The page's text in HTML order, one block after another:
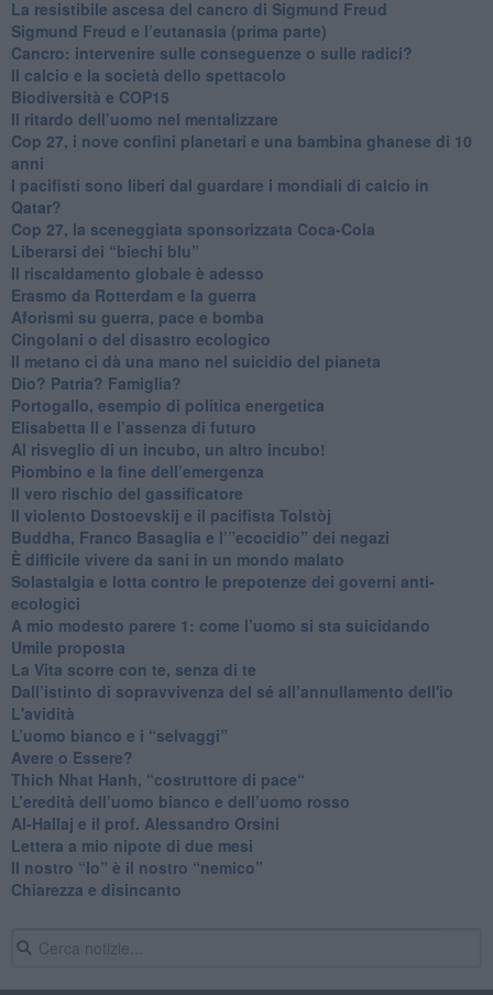
​La resistibile ascesa del cancro di Sigmund Freud
Sigmund Freud e l’eutanasia (prima parte)
Cancro: intervenire sulle conseguenze o sulle radici?
​Il calcio e la società dello spettacolo
Biodiversità e COP15
​Il ritardo dell’uomo nel mentalizzare
​Cop 27, i nove confini planetari e una bambina ghanese di 10
anni
​I pacifisti sono liberi dal guardare i mondiali di calcio in
Qatar?
​Cop 27, la sceneggiata sponsorizzata Coca-Cola
​Liberarsi dei “biechi blu”
Il riscaldamento globale è adesso
​Erasmo da Rotterdam e la guerra
​Aforismi su guerra, pace e bomba
Cingolani o del disastro ecologico
​Il metano ci dà una mano nel suicidio del pianeta
​Dio? Patria? Famiglia?
Portogallo, esempio di politica energetica
​Elisabetta II e l’assenza di futuro
Al risveglio di un incubo, un altro incubo!
​Piombino e la fine dell’emergenza
​Il vero rischio del gassificatore
​Il violento Dostoevskij e il pacifista Tolstòj
​Buddha, Franco Basaglia e l’”ecocidio” dei negazi
​È difficile vivere da sani in un mondo malato
Solastalgia e lotta contro le prepotenze dei governi anti-
ecologici
​A mio modesto parere 1: come l’uomo si sta suicidando
​Umile proposta
​La Vita scorre con te, senza di te
​Dall’istinto di sopravvivenza del sé all’annullamento dell'io
L'avidità
​L’uomo bianco e i “selvaggi”
​Avere o Essere?
​Thich Nhat Hanh, “costruttore di pace“
​L’eredità dell’uomo bianco e dell’uomo rosso
Al-Hallaj e il prof. Alessandro Orsini
​Lettera a mio nipote di due mesi
​Il nostro “Io” è il nostro “nemico”
​Chiarezza e disincanto